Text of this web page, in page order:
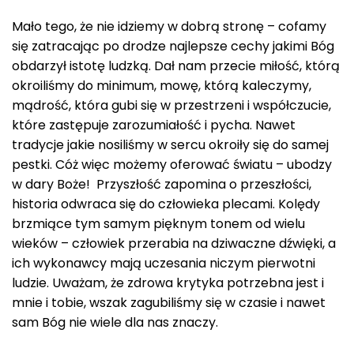
Mało tego, że nie idziemy w dobrą stronę – cofamy
się zatracając po drodze najlepsze cechy jakimi Bóg
obdarzył istotę ludzką. Dał nam przecie miłość, którą
okroiliśmy do minimum, mowę, którą kaleczymy,
mądrość, która gubi się w przestrzeni i współczucie,
które zastępuje zarozumiałość i pycha. Nawet
tradycje jakie nosiliśmy w sercu okroiły się do samej
pestki. Cóż więc możemy oferować światu – ubodzy
w dary Boże! Przyszłość zapomina o przeszłości,
historia odwraca się do człowieka plecami. Kolędy
brzmiące tym samym pięknym tonem od wielu
wieków – człowiek przerabia na dziwaczne dźwięki, a
ich wykonawcy mają uczesania niczym pierwotni
ludzie. Uważam, że zdrowa krytyka potrzebna jest i
mnie i tobie, wszak zagubiliśmy się w czasie i nawet
sam Bóg nie wiele dla nas znaczy.